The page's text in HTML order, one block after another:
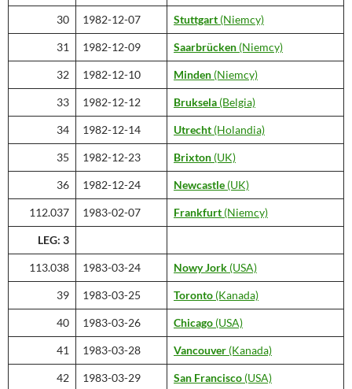
30 1982-12-07 Stuttgart (Niemcy)
31 1982-12-09 Saarbrücken (Niemcy)
32 1982-12-10 Minden (Niemcy)
33 1982-12-12 Bruksela (Belgia)
34 1982-12-14 Utrecht (Holandia)
35 1982-12-23 Brixton (UK)
36 1982-12-24 Newcastle (UK)
112.037 1983-02-07 Frankfurt (Niemcy)
LEG: 3
113.038 1983-03-24 Nowy Jork (USA)
39 1983-03-25 Toronto (Kanada)
40 1983-03-26 Chicago (USA)
41 1983-03-28 Vancouver (Kanada)
42 1983-03-29 San Francisco (USA)